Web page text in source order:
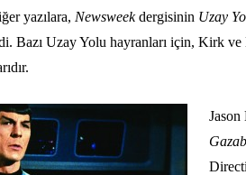
yazılara, Newsweekdergisinin Uzay
Bazı Uzay Yolu hayranları için, Kirk